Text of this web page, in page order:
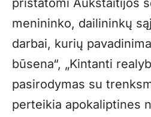
pristatomi Aukštaitijos
menininko, dailininkų
darbai, kurių
būsena“, „Kintanti
pasirodymas su
perteikia apokaliptines